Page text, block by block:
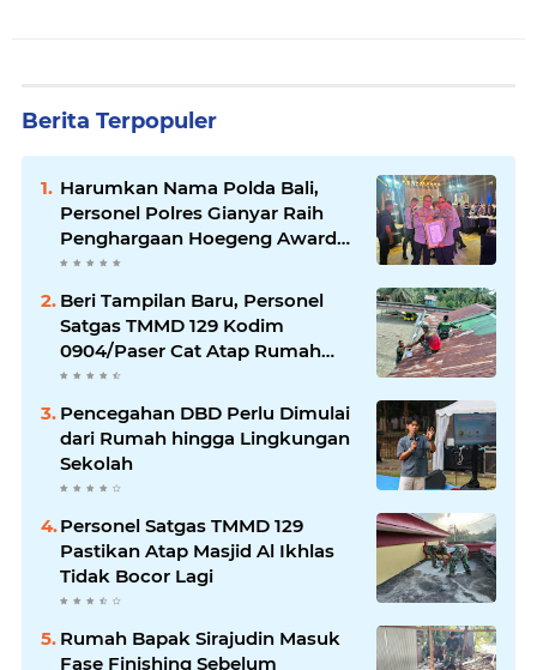
Berita Terpopuler
Harumkan Nama Polda Bali,
Personel Polres Gianyar Raih
Penghargaan Hoegeng Awards
2026
Beri Tampilan Baru, Personel
Satgas TMMD 129 Kodim
0904/Paser Cat Atap Rumah
Marbot
Pencegahan DBD Perlu Dimulai
dari Rumah hingga Lingkungan
Sekolah
Personel Satgas TMMD 129
Pastikan Atap Masjid Al Ikhlas
Tidak Bocor Lagi
Rumah Bapak Sirajudin Masuk
Fase Finishing Sebelum